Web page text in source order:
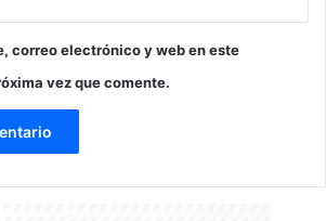
correo electrónico y web en este
vez que comente.